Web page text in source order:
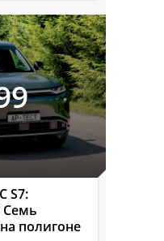
S7:
Семь
полигоне